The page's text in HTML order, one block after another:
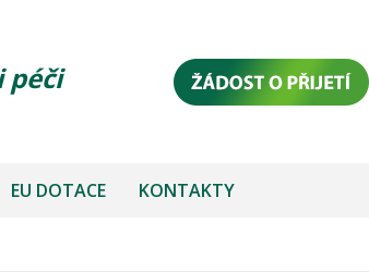
péči
EU DOTACE KONTAKTY